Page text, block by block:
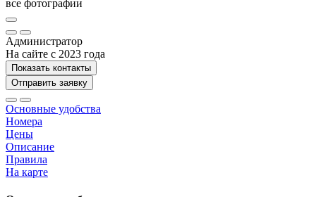
все фотографии
Администратор
На сайте с 2023 года
Показать контакты
Отправить заявку
Основные удобства
Номера
Цены
Описание
Правила
На карте